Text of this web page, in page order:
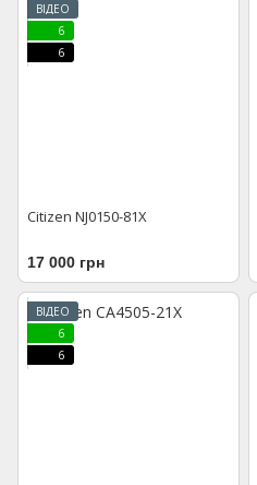
ВІДЕО
6
6
Citizen NJ0150-81X
17 000 грн
ВІДЕО
6
6